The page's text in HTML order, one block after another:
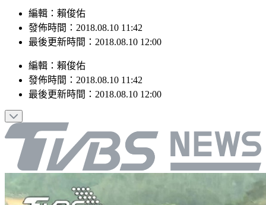
編輯：賴俊佑
發佈時間：2018.08.10 11:42
最後更新時間：2018.08.10 12:00
編輯 ： 賴俊佑
發佈時間： 2018.08.10 11:42
最後更新時間： 2018.08.10 12:00